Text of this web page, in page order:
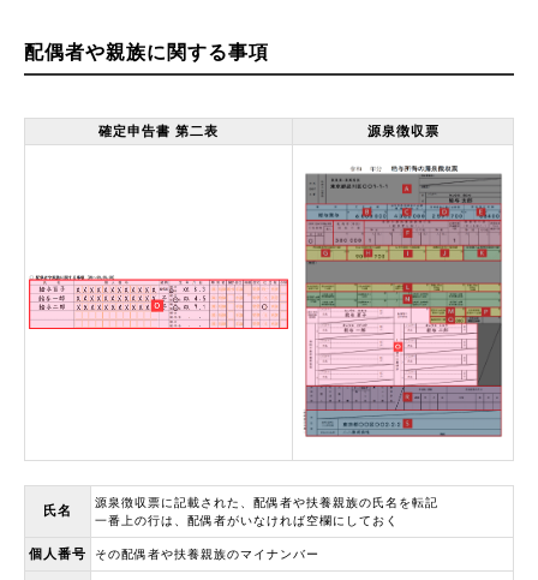
配偶者や親族に関する事項
確定申告書 第二表 源泉徴収票
氏名
源泉徴収票に記載された、配偶者や扶養親族の氏名を転記
一番上の行は、配偶者がいなければ空欄にしておく
個人番号 その配偶者や扶養親族のマイナンバー